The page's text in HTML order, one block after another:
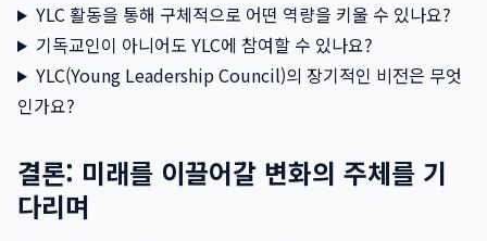
YLC 활동을 통해 구체적으로 어떤 역량을 키울 수 있나요?
기독교인이 아니어도 YLC에 참여할 수 있나요?
YLC(Young Leadership Council)의 장기적인 비전은 무엇
인가요?
결론: 미래를 이끌어갈 변화의 주체를 기
다리며